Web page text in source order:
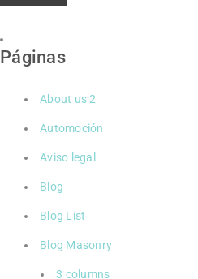
Páginas
About us 2
Automoción
Aviso legal
Blog
Blog List
Blog Masonry
3 columns